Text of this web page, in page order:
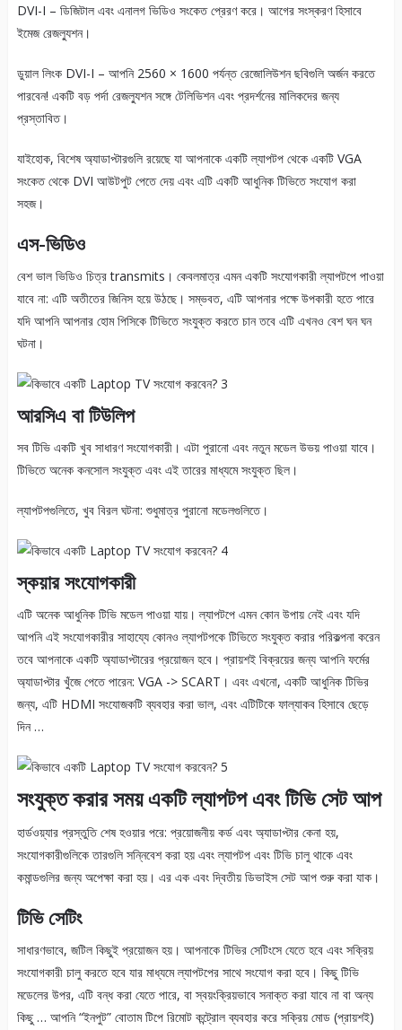
DVI-I – ডিজিটাল এবং এনালগ ভিডিও সংকেত প্রেরণ করে। আগের সংস্করণ হিসাবে
ইমেজ রেজল্যুশন।
ডুয়াল লিংক DVI-I – আপনি 2560 × 1600 পর্যন্ত রেজোলিউশন ছবিগুলি অর্জন করতে
পারবেন! একটি বড় পর্দা রেজল্যুশন সঙ্গে টেলিভিশন এবং প্রদর্শনের মালিকদের জন্য
প্রস্তাবিত।
যাইহোক, বিশেষ অ্যাডাপ্টারগুলি রয়েছে যা আপনাকে একটি ল্যাপটপ থেকে একটি VGA
সংকেত থেকে DVI আউটপুট পেতে দেয় এবং এটি একটি আধুনিক টিভিতে সংযোগ করা
সহজ।
এস-ভিডিও
বেশ ভাল ভিডিও চিত্র transmits। কেবলমাত্র এমন একটি সংযোগকারী ল্যাপটপে পাওয়া
যাবে না: এটি অতীতের জিনিস হয়ে উঠছে। সম্ভবত, এটি আপনার পক্ষে উপকারী হতে পারে
যদি আপনি আপনার হোম পিসিকে টিভিতে সংযুক্ত করতে চান তবে এটি এখনও বেশ ঘন ঘন
ঘটনা।
আরসিএ বা টিউলিপ
সব টিভি একটি খুব সাধারণ সংযোগকারী। এটা পুরানো এবং নতুন মডেল উভয় পাওয়া যাবে।
টিভিতে অনেক কনসোল সংযুক্ত এবং এই তারের মাধ্যমে সংযুক্ত ছিল।
ল্যাপটপগুলিতে, খুব বিরল ঘটনা: শুধুমাত্র পুরানো মডেলগুলিতে।
স্কয়ার সংযোগকারী
এটি অনেক আধুনিক টিভি মডেল পাওয়া যায়। ল্যাপটপে এমন কোন উপায় নেই এবং যদি
আপনি এই সংযোগকারীর সাহায্যে কোনও ল্যাপটপকে টিভিতে সংযুক্ত করার পরিকল্পনা করেন
তবে আপনাকে একটি অ্যাডাপ্টারের প্রয়োজন হবে। প্রায়শই বিক্রয়ের জন্য আপনি ফর্মের
অ্যাডাপ্টার খুঁজে পেতে পারেন: VGA -> SCART। এবং এখনো, একটি আধুনিক টিভির
জন্য, এটি HDMI সংযোজকটি ব্যবহার করা ভাল, এবং এটিটিকে ফাল্যাকব হিসাবে ছেড়ে
দিন …
সংযুক্ত করার সময় একটি ল্যাপটপ এবং টিভি সেট আপ
হার্ডওয়্যার প্রস্তুতি শেষ হওয়ার পরে: প্রয়োজনীয় কর্ড এবং অ্যাডাপ্টার কেনা হয়,
সংযোগকারীগুলিকে তারগুলি সন্নিবেশ করা হয় এবং ল্যাপটপ এবং টিভি চালু থাকে এবং
কমান্ডগুলির জন্য অপেক্ষা করা হয়। এর এক এবং দ্বিতীয় ডিভাইস সেট আপ শুরু করা যাক।
টিভি সেটিং
সাধারণভাবে, জটিল কিছুই প্রয়োজন হয়। আপনাকে টিভির সেটিংসে যেতে হবে এবং সক্রিয়
সংযোগকারী চালু করতে হবে যার মাধ্যমে ল্যাপটপের সাথে সংযোগ করা হবে। কিছু টিভি
মডেলের উপর, এটি বন্ধ করা যেতে পারে, বা স্বয়ংক্রিয়ভাবে সনাক্ত করা যাবে না বা অন্য
কিছু … আপনি “ইনপুট” বোতাম টিপে রিমোট কন্ট্রোল ব্যবহার করে সক্রিয় মোড (প্রায়শই)